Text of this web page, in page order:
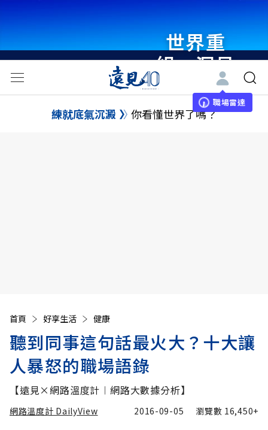
世界重
組・洞見
未來 與
世界領袖
職場雷達
練就底氣沉澱 你看懂世界了嗎？
首頁 好享生活 健康
聽到同事這句話最火大？十大讓
人暴怒的職場語錄
【遠見×網路溫度計︱網路大數據分析】
網路溫度計 DailyView 2016-09-05 瀏覽數 16,450+